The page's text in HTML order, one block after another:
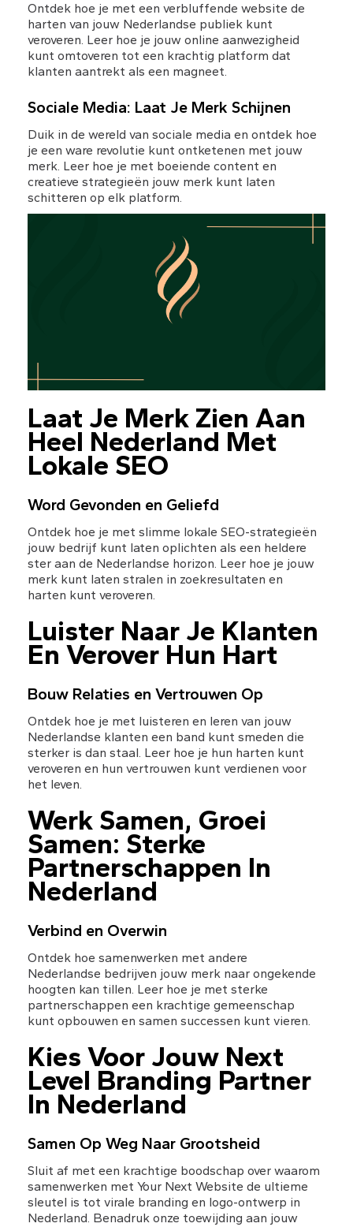
Ontdek hoe je met een verbluffende website de
harten van jouw Nederlandse publiek kunt
veroveren. Leer hoe je jouw online aanwezigheid
kunt omtoveren tot een krachtig platform dat
klanten aantrekt als een magneet.
Sociale Media: Laat Je Merk Schijnen
Duik in de wereld van sociale media en ontdek hoe
je een ware revolutie kunt ontketenen met jouw
merk. Leer hoe je met boeiende content en
creatieve strategieën jouw merk kunt laten
schitteren op elk platform.
Laat Je Merk Zien Aan
Heel Nederland Met
Lokale SEO
Word Gevonden en Geliefd
Ontdek hoe je met slimme lokale SEO-strategieën
jouw bedrijf kunt laten oplichten als een heldere
ster aan de Nederlandse horizon. Leer hoe je jouw
merk kunt laten stralen in zoekresultaten en
harten kunt veroveren.
Luister Naar Je Klanten
En Verover Hun Hart
Bouw Relaties en Vertrouwen Op
Ontdek hoe je met luisteren en leren van jouw
Nederlandse klanten een band kunt smeden die
sterker is dan staal. Leer hoe je hun harten kunt
veroveren en hun vertrouwen kunt verdienen voor
het leven.
Werk Samen, Groei
Samen: Sterke
Partnerschappen In
Nederland
Verbind en Overwin
Ontdek hoe samenwerken met andere
Nederlandse bedrijven jouw merk naar ongekende
hoogten kan tillen. Leer hoe je met sterke
partnerschappen een krachtige gemeenschap
kunt opbouwen en samen successen kunt vieren.
Kies Voor Jouw Next
Level Branding Partner
In Nederland
Samen Op Weg Naar Grootsheid
Sluit af met een krachtige boodschap over waarom
samenwerken met Your Next Website de ultieme
sleutel is tot virale branding en logo-ontwerp in
Nederland. Benadruk onze toewijding aan jouw